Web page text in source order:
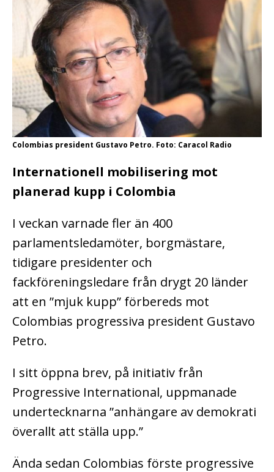
Colombias president Gustavo Petro. Foto: Caracol Radio
Internationell mobilisering mot
planerad kupp i Colombia
I veckan varnade fler än 400
parlamentsledamöter, borgmästare,
tidigare presidenter och
fackföreningsledare från drygt 20 länder
att en ”mjuk kupp” förbereds mot
Colombias progressiva president Gustavo
Petro.
I sitt öppna brev, på initiativ från
Progressive International, uppmanade
undertecknarna ”anhängare av demokrati
överallt att ställa upp.”
Ända sedan Colombias förste progressive